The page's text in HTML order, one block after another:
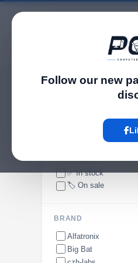
Follow our new
pc.ge /Batteries
✅ In stock
🏷️ On sale
BRAND
Alfatronix
Big Bat